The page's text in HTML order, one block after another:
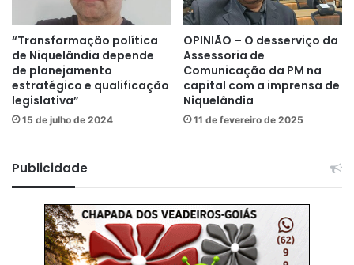
“Transformação política
de Niquelândia depende
de planejamento
estratégico e qualificação
legislativa”
15 de julho de 2024
OPINIÃO – O desserviço da
Assessoria de
Comunicação da PM na
capital com a imprensa de
Niquelândia
11 de fevereiro de 2025
Publicidade